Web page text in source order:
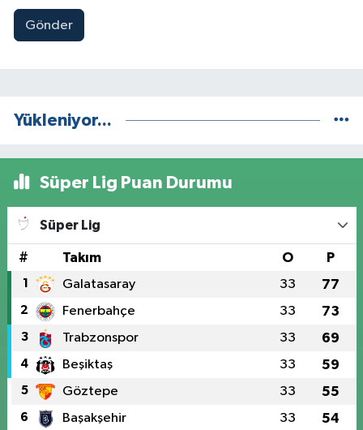
Gönder
Yükleniyor...
Süper Lig Puan Durumu
Süper Lig
# Takım O P
1 Galatasaray 33 77
2 Fenerbahçe 33 73
3 Trabzonspor 33 69
4 Beşiktaş 33 59
5 Göztepe 33 55
6 Başakşehir 33 54